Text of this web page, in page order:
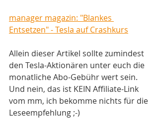
manager magazin: "Blankes
Entsetzen" - Tesla auf Crashkurs
Allein dieser Artikel sollte zumindest
den Tesla-Aktionären unter euch die
monatliche Abo-Gebühr wert sein.
Und nein, das ist KEIN Affiliate-Link
vom mm, ich bekomme nichts für die
Leseempfehlung ;-)